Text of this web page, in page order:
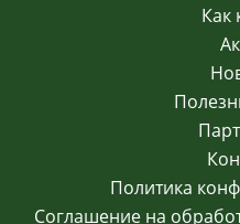
Как
Политика
Соглашение на